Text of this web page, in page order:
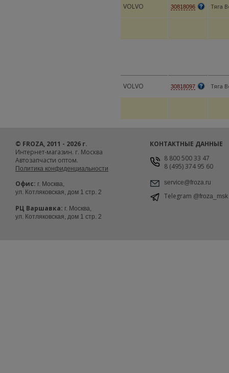
VOLVO 30818096 Тяга
VOLVO 30818097 Тяга
© FROZA, 2011 - 2026 г.
Интернет-магазин. г. Москва
Автозапчасти оптом.
Политика конфиденциальности
Офис: г. Москва,
ул. Котляковская, дом 1 стр. 2
РЦ Варшавка: г. Москва,
ул. Котляковская, дом 1 стр. 2
КОНТАКТНЫЕ ДАННЫЕ
8 800 500 33 47
8 (495) 374 95 60
service@froza.ru
Telegram @froza_msk